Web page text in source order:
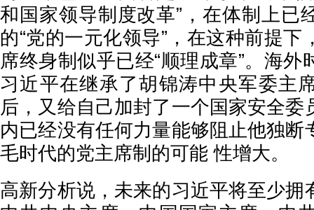
和国家领导制度改革”，在体制上已
的“党的一元化领导”，在这种前提下
席终身制似乎已经“顺理成章”。海外
习近平在继承了胡锦涛中央军委主
后，又给自己加封了一个国家安全委
内已经没有任何力量能够阻止他独断
毛时代的党主席制的可能 性增大。
高新分析说，未来的习近平将至少拥